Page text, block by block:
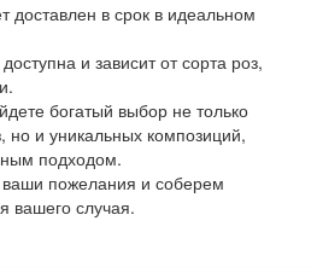
доставлен в срок в идеальном
и зависит от сорта роз,
богатый выбор не только
но и уникальных композиций,
подходом.
пожелания и соберем
вашего случая.